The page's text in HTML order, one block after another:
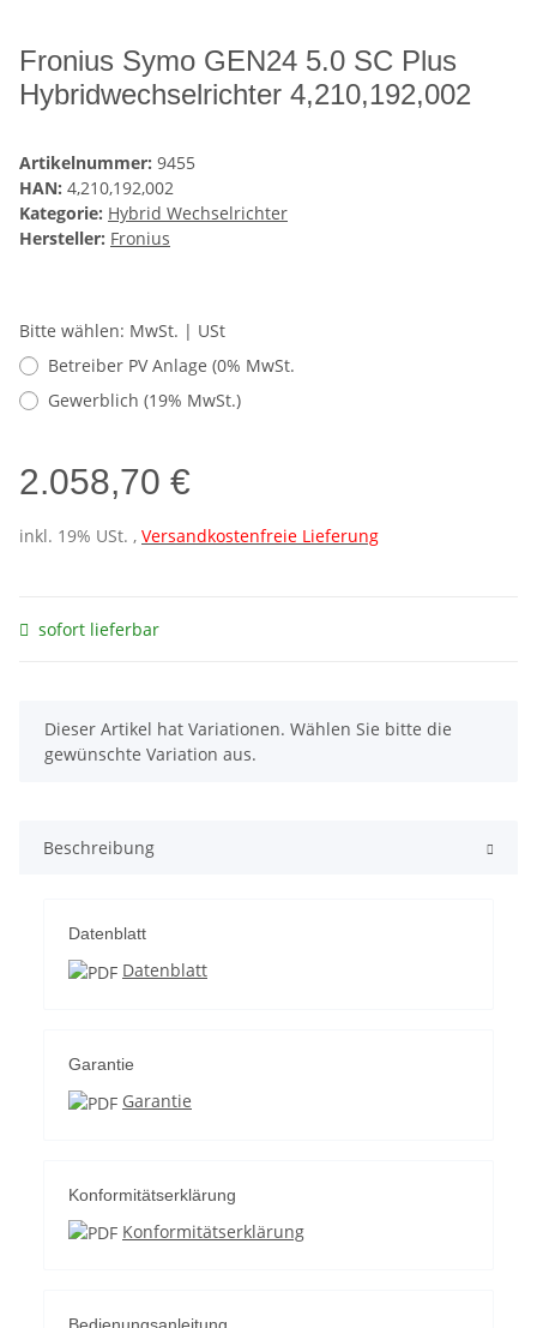
Fronius Symo GEN24 5.0 SC Plus
Hybridwechselrichter 4,210,192,002
Artikelnummer: 9455
HAN: 4,210,192,002
Kategorie: Hybrid Wechselrichter
Hersteller: Fronius
Bitte wählen: MwSt. | USt
Betreiber PV Anlage (0% MwSt.
Gewerblich (19% MwSt.)
2.058,70 €
inkl. 19% USt. , Versandkostenfreie Lieferung
sofort lieferbar
x
Dieser Artikel hat Variationen. Wählen Sie bitte die
gewünschte Variation aus.
Beschreibung
Datenblatt
Datenblatt
Garantie
Garantie
Konformitätserklärung
Konformitätserklärung